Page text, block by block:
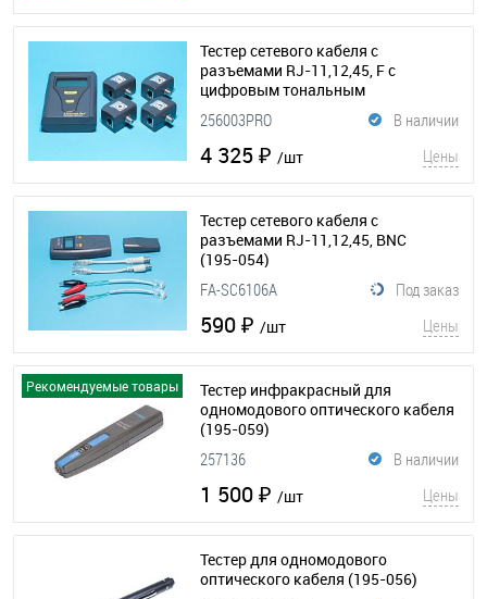
Тестер сетевого кабеля с
разъемами RJ-11,12,45, F с
цифровым тональным
генератором
В наличии
256003PRO
4 325 ₽ /шт Цены
Тестер сетевого кабеля с
разъемами RJ-11,12,45, BNC
(195-054)
Под заказ
FA-SC6106A
590 ₽ /шт Цены
Рекомендуемые товары
Тестер инфракрасный для
одномодового оптического кабеля
(195-059)
В наличии
257136
1 500 ₽ /шт Цены
Тестер для одномодового
оптического кабеля (195-056)